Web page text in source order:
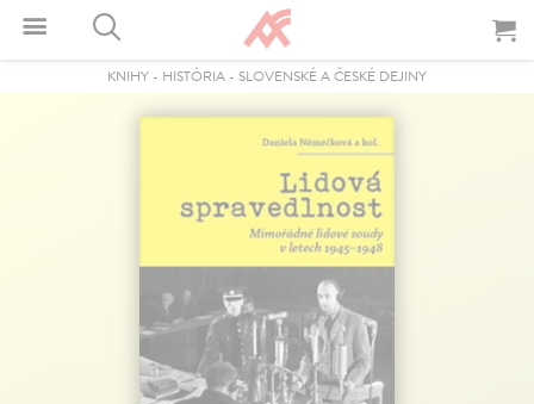
KNIHY - HISTÓRIA - SLOVENSKÉ A ČESKÉ DEJINY